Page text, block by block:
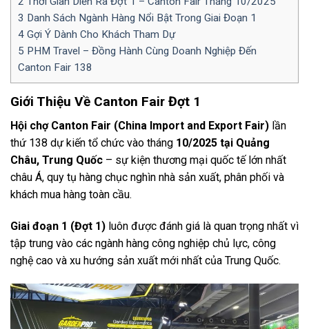
3 Danh Sách Ngành Hàng Nổi Bật Trong Giai Đoạn 1
4 Gợi Ý Dành Cho Khách Tham Dự
5 PHM Travel – Đồng Hành Cùng Doanh Nghiệp Đến
Canton Fair 138
Giới Thiệu Về Canton Fair Đợt 1
Hội chợ Canton Fair (China Import and Export Fair) lần
thứ 138 dự kiến tổ chức vào tháng 10/2025 tại Quảng
Châu, Trung Quốc – sự kiện thương mại quốc tế lớn nhất
châu Á, quy tụ hàng chục nghìn nhà sản xuất, phân phối và
khách mua hàng toàn cầu.
Giai đoạn 1 (Đợt 1) luôn được đánh giá là quan trọng nhất vì
tập trung vào các ngành hàng công nghiệp chủ lực, công
nghệ cao và xu hướng sản xuất mới nhất của Trung Quốc.